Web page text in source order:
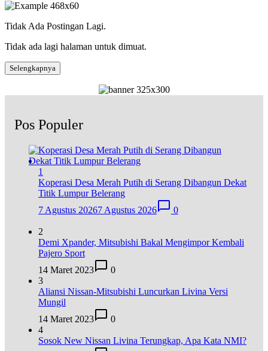
Tidak Ada Postingan Lagi.
Tidak ada lagi halaman untuk dimuat.
Selengkapnya
Pos Populer
1
Koperasi Desa Merah Putih di Serang Dibangun Dekat
Titik Lumpur Belerang
7 Agustus 20267 Agustus 2026 0
2
Demi Xpander, Mitsubishi Bakal Mengimpor Kembali
Pajero Sport
14 Maret 2023
0
3
Aliansi Nissan-Mitsubishi Luncurkan Livina Versi
Mungil
14 Maret 2023
0
4
Sosok New Nissan Livina Terungkap, Apa Kata NMI?